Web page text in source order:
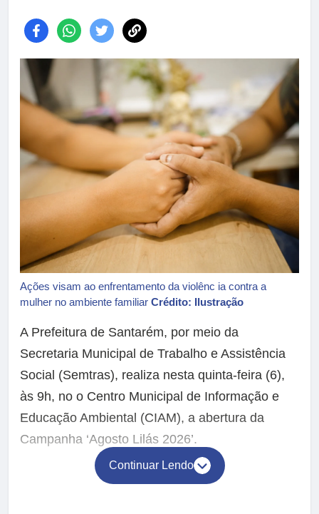
Ações visam ao enfrentamento da violênc ia contra a
mulher no ambiente familiar Crédito: Ilustração
A Prefeitura de Santarém, por meio da
Secretaria Municipal de Trabalho e Assistência
Social (Semtras), realiza nesta quinta-feira (6),
às 9h, no o Centro Municipal de Informação e
Educação Ambiental (CIAM), a abertura da
Campanha ‘Agosto Lilás 2026’.
Continuar Lendo